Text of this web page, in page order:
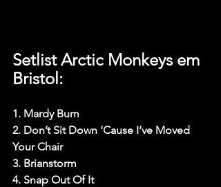
Setlist Arctic Monkeys em
Bristol:
1. Mardy Bum
2. Don’t Sit Down ‘Cause I’ve Moved
Your Chair
3. Brianstorm
4. Snap Out Of It